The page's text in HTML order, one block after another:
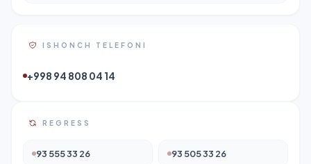
ISHONCH TELEFONI
+998 94 808 04 14
REGRESS
93 555 33 26 93 505 33 26